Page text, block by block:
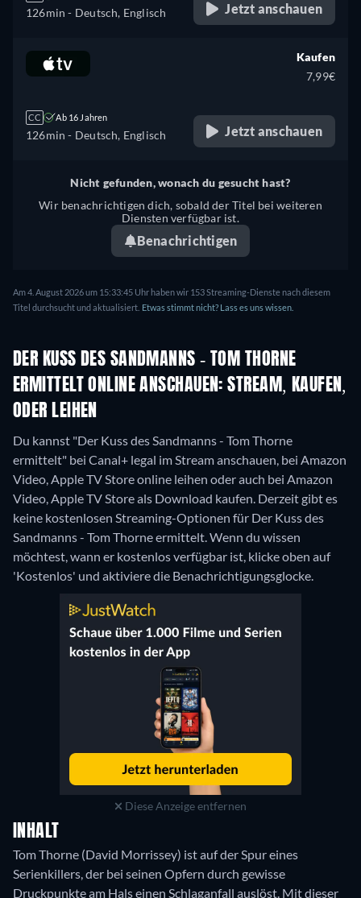
126min - Deutsch, Englisch Jetzt anschauen
CC Ab 16 Jahren
126min - Deutsch, Englisch
Kaufen
7,99€
Jetzt anschauen
Nicht gefunden, wonach du gesucht hast?
Wir benachrichtigen dich, sobald der Titel bei weiteren
Diensten verfügbar ist.
Benachrichtigen
Am 4. August 2026 um 15:33:45 Uhr haben wir 153 Streaming-Dienste nach diesem
Titel durchsucht und aktualisiert. Etwas stimmt nicht? Lass es uns wissen.
DER KUSS DES SANDMANNS - TOM THORNE
ERMITTELT ONLINE ANSCHAUEN: STREAM, KAUFEN,
ODER LEIHEN
Du kannst "Der Kuss des Sandmanns - Tom Thorne
ermittelt" bei Canal+ legal im Stream anschauen, bei Amazon
Video, Apple TV Store online leihen oder auch bei Amazon
Video, Apple TV Store als Download kaufen. Derzeit gibt es
keine kostenlosen Streaming-Optionen für Der Kuss des
Sandmanns - Tom Thorne ermittelt. Wenn du wissen
möchtest, wann er kostenlos verfügbar ist, klicke oben auf
'Kostenlos' und aktiviere die Benachrichtigungsglocke.
Diese Anzeige entfernen
INHALT
Tom Thorne (David Morrissey) ist auf der Spur eines
Serienkillers, der bei seinen Opfern durch gewisse
Druckpunkte am Hals einen Schlaganfall auslöst. Mit dieser